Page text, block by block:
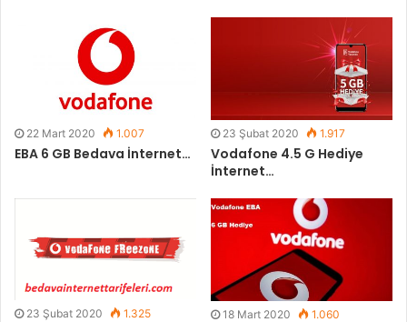
22 Mart 2020 1.007
EBA 6 GB Bedava İnternet…
23 Şubat 2020 1.917
Vodafone 4.5 G Hediye
İnternet…
23 Şubat 2020 1.325 18 Mart 2020 1.060